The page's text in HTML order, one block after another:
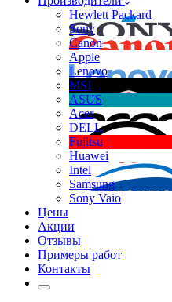
Hewlett Packard
Sony
Canon
Apple
Lenovo
MSI
ASUS
Acer
DELL
Fujitsu
Huawei
Intel
Samsung
Sony Vaio
Цены
Акции
Отзывы
Примеры работ
Контакты